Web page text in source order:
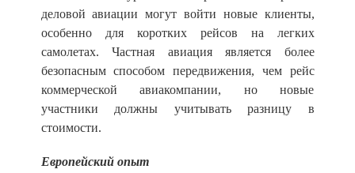
деловой авиации могут войти новые клиенты,
особенно для коротких рейсов на легких
самолетах. Частная авиация является более
безопасным способом передвижения, чем рейс
коммерческой авиакомпании, но новые
участники должны учитывать разницу в
стоимости.
Европейский опыт